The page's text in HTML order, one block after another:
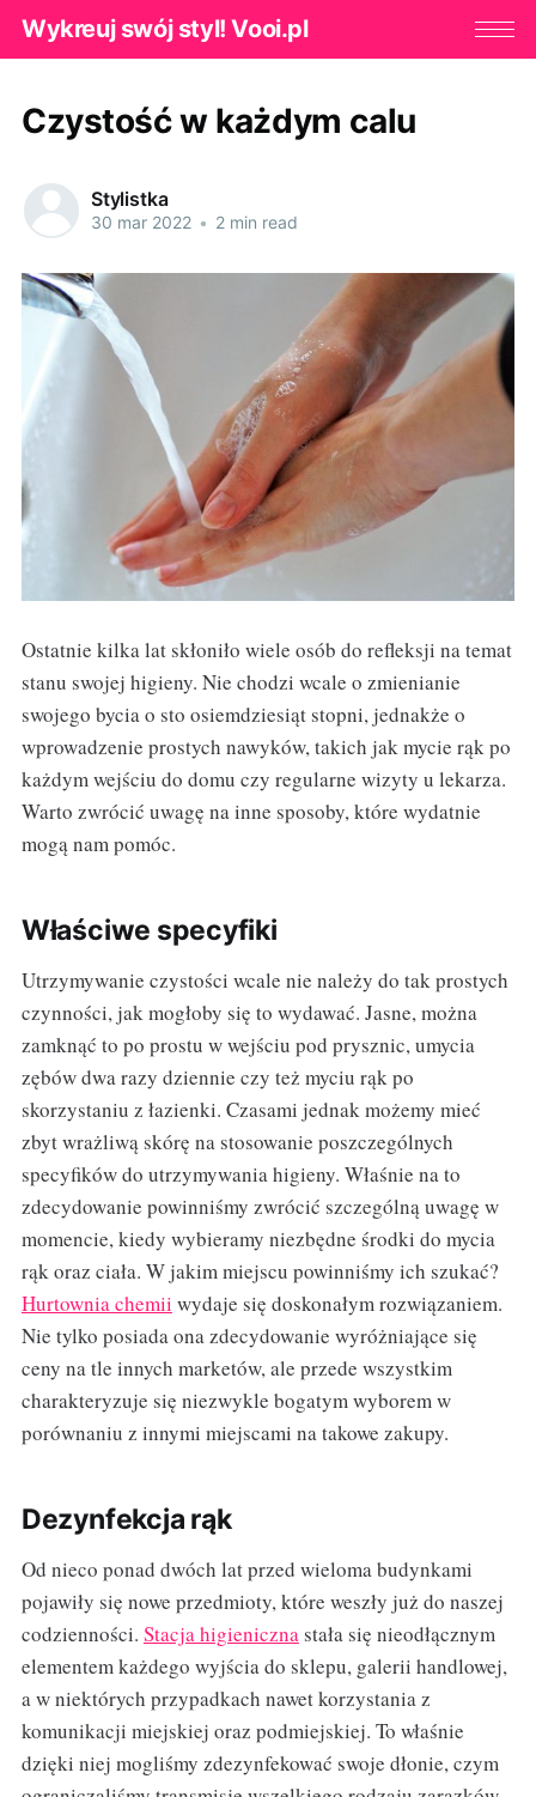
Wykreuj swój styl! Vooi.pl
Czystość w każdym calu
Stylistka
30 mar 2022 • 2 min read
Ostatnie kilka lat skłoniło wiele osób do refleksji na temat
stanu swojej higieny. Nie chodzi wcale o zmienianie
swojego bycia o sto osiemdziesiąt stopni, jednakże o
wprowadzenie prostych nawyków, takich jak mycie rąk po
każdym wejściu do domu czy regularne wizyty u lekarza.
Warto zwrócić uwagę na inne sposoby, które wydatnie
mogą nam pomóc.
Właściwe specyfiki
Utrzymywanie czystości wcale nie należy do tak prostych
czynności, jak mogłoby się to wydawać. Jasne, można
zamknąć to po prostu w wejściu pod prysznic, umycia
zębów dwa razy dziennie czy też myciu rąk po
skorzystaniu z łazienki. Czasami jednak możemy mieć
zbyt wrażliwą skórę na stosowanie poszczególnych
specyfików do utrzymywania higieny. Właśnie na to
zdecydowanie powinniśmy zwrócić szczególną uwagę w
momencie, kiedy wybieramy niezbędne środki do mycia
rąk oraz ciała. W jakim miejscu powinniśmy ich szukać?
Hurtownia chemii wydaje się doskonałym rozwiązaniem.
Nie tylko posiada ona zdecydowanie wyróżniające się
ceny na tle innych marketów, ale przede wszystkim
charakteryzuje się niezwykle bogatym wyborem w
porównaniu z innymi miejscami na takowe zakupy.
Dezynfekcja rąk
Od nieco ponad dwóch lat przed wieloma budynkami
pojawiły się nowe przedmioty, które weszły już do naszej
codzienności. Stacja higienicznastała się nieodłącznym
elementem każdego wyjścia do sklepu, galerii handlowej,
a w niektórych przypadkach nawet korzystania z
komunikacji miejskiej oraz podmiejskiej. To właśnie
dzięki niej mogliśmy zdezynfekować swoje dłonie, czym